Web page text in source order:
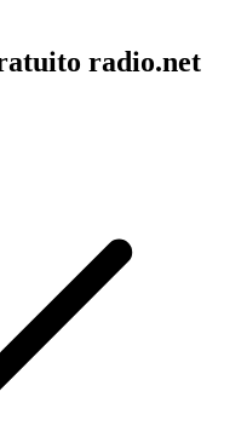
radio.net